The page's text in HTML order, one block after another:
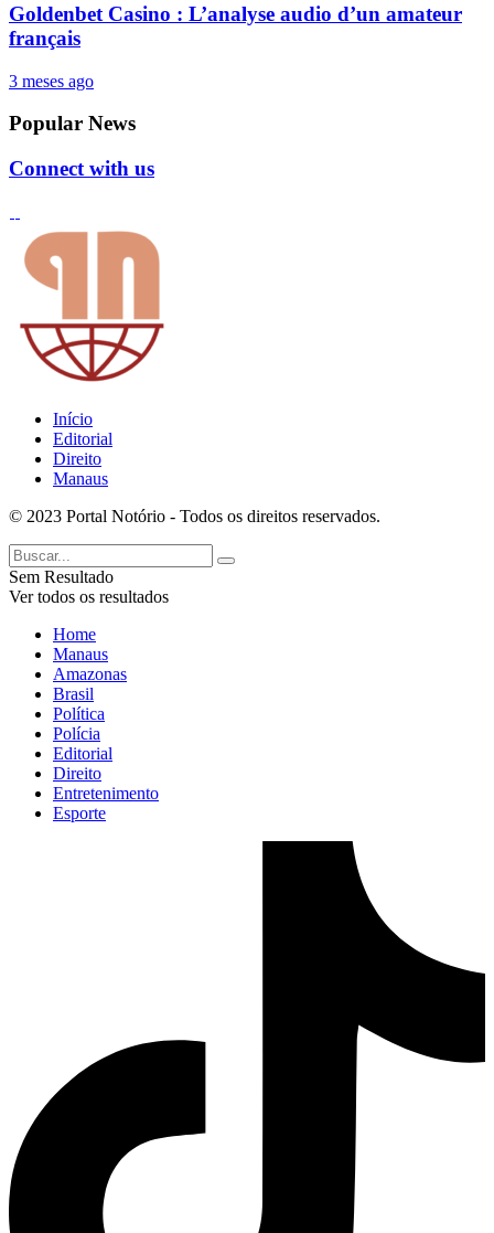
Goldenbet Casino : L’analyse audio d’un amateur
français
3 meses ago
Popular News
Connect with us
Início
Editorial
Direito
Manaus
© 2023 Portal Notório - Todos os direitos reservados.
Sem Resultado
Ver todos os resultados
Home
Manaus
Amazonas
Brasil
Política
Polícia
Editorial
Direito
Entretenimento
Esporte